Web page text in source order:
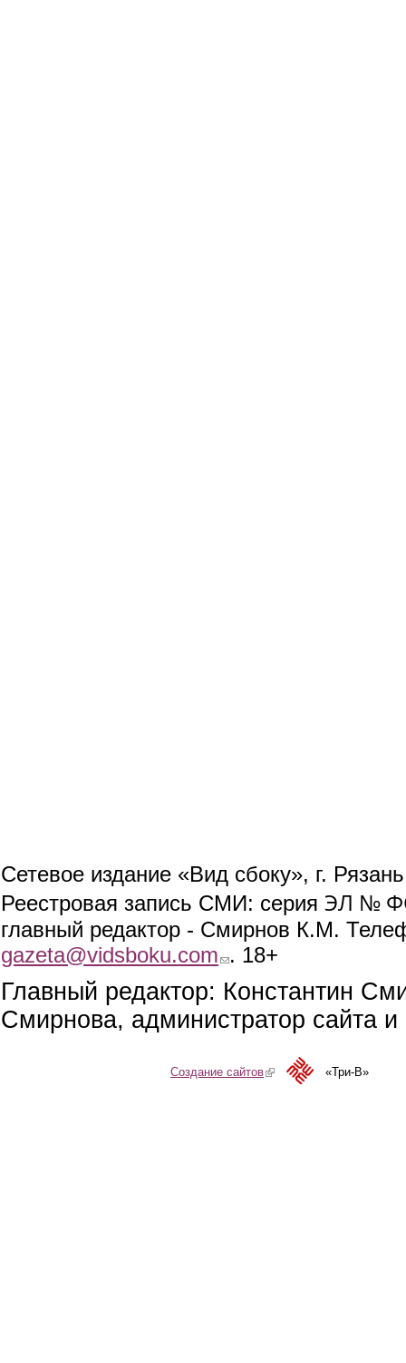
Сетевое издание «Вид сбоку», г.
Реестровая запись СМИ: серия ЭЛ №
главный редактор - Смирнов К.М.
gazeta@vidsboku.com (link sends e-mail)
. 18+
Главный редактор: Константин
Смирнова, администратор сайта
Создание сайтов(link is external)«Три-В»